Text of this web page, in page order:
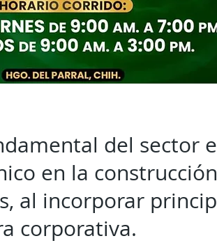
del sector
en la
al incorporar
corporativa.